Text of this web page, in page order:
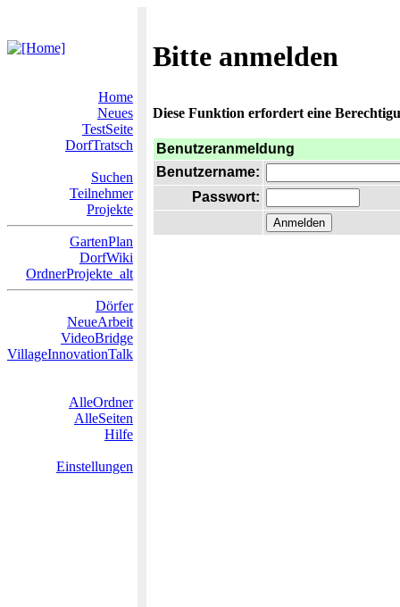
Bitte anmelden
Home
Neues
TestSeite
DorfTratsch
Suchen
Teilnehmer
Projekte
GartenPlan
DorfWiki
OrdnerProjekte_alt
Dörfer
NeueArbeit
VideoBridge
VillageInnovationTalk
AlleOrdner
AlleSeiten
Hilfe
Einstellungen
Diese Funktion erfordert eine
Benutzeranmeldung
Benutzername:
Passwort: